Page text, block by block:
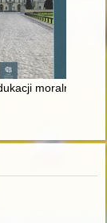
moralnej